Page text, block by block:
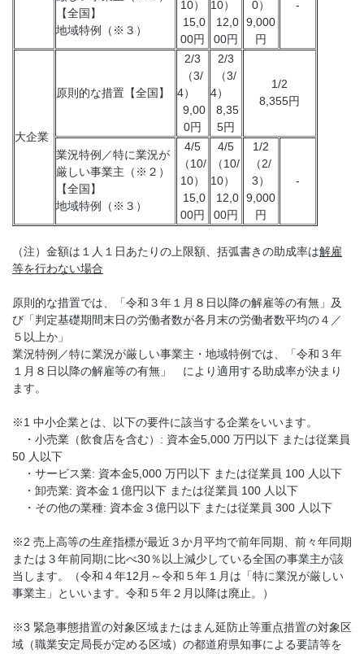
【全国】
地域特例（※３）
10）
15,0
00円
10）
12,0
00円
0）
9,000
円
-
大企業
原則的な措置【全国】
2/3
（3/
4）
9,00
0円
2/3
（3/
4）
8,35
5円
1/2
8,355円
業況特例／特に業況が
厳しい事業主（※２）
【全国】
地域特例（※３）
4/5
（10/
10）
15,0
00円
4/5
（10/
10）
12,0
00円
1/2
（2/
3）
9,000
円
-
（注）金額は１人１日あたりの上限額、括弧書きの助成率は解雇
等を行わない場合
原則的な措置では、「令和３年１月８日以降の解雇等の有無」及
び「判定基礎期間末日の労働者数が各月末の労働者数平均の４／
５以上か」
業況特例／特に業況が厳しい事業主・地域特例では、「令和３年
１月８日以降の解雇等の有無」 により適用する助成率が決まり
ます。
※1 中小企業とは、以下の要件に該当する企業をいいます。
・小売業（飲食店を含む）: 資本金5,000 万円以下 または従業員
50 人以下
・サービス業: 資本金5,000 万円以下 または従業員 100 人以下
・卸売業: 資本金１億円以下 または従業員 100 人以下
・その他の業種: 資本金３億円以下 または従業員 300 人以下
※2 売上高等の生産指標が最近３か月平均で前年同期、前々年同期
または３年前同期に比べ30％以上減少している全国の事業主が該
当します。（令和４年12月～令和５年１月は「特に業況が厳しい
事業主」といいます。令和５年２月以降は廃止。）
※3 緊急事態措置の対象区域またはまん延防止等重点措置の対象区
域（職業安定局長が定める区域）の都道府県知事による要請等を